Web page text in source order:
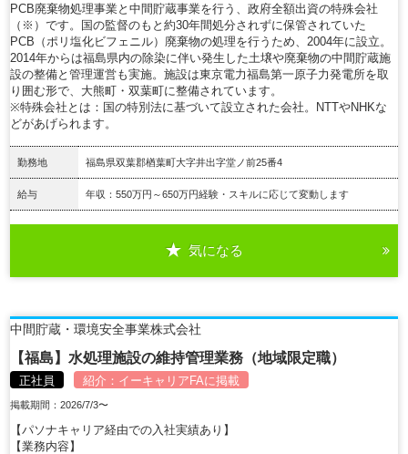
PCB廃棄物処理事業と中間貯蔵事業を行う、政府全額出資の特殊会社
（※）です。国の監督のもと約30年間処分されずに保管されていた
PCB（ポリ塩化ビフェニル）廃棄物の処理を行うため、2004年に設立。
2014年からは福島県内の除染に伴い発生した土壌や廃棄物の中間貯蔵施
設の整備と管理運営も実施。施設は東京電力福島第一原子力発電所を取
り囲む形で、大熊町・双葉町に整備されています。
※特殊会社とは：国の特別法に基づいて設立された会社。NTTやNHKな
どがあげられます。
勤務地 福島県双葉郡楢葉町大字井出字堂ノ前25番4
給与 年収：550万円～650万円経験・スキルに応じて変動します
気になる
中間貯蔵・環境安全事業株式会社
【福島】水処理施設の維持管理業務（地域限定職）
正社員 紹介： イーキャリアFAに掲載
掲載期間：2026/7/3〜
【パソナキャリア経由での入社実績あり】
【業務内容】